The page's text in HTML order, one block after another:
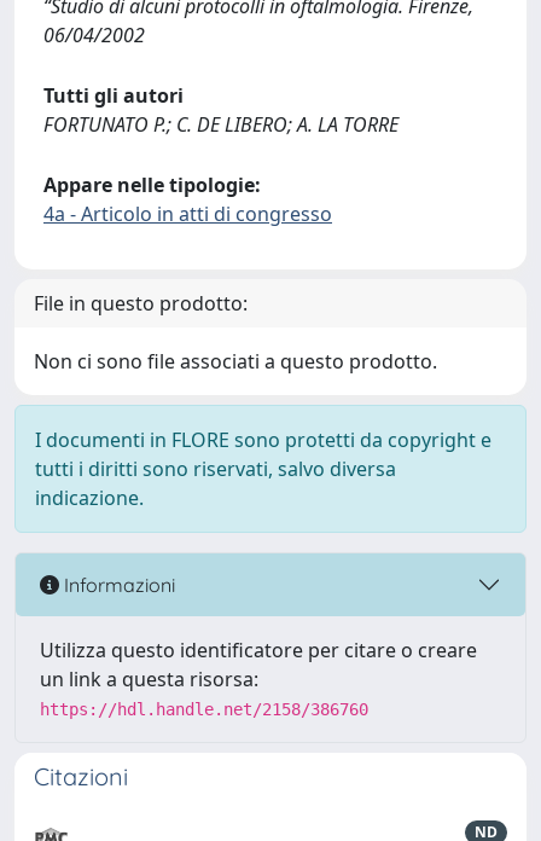
“Studio di alcuni protocolli in oftalmologia. Firenze,
06/04/2002
Tutti gli autori
FORTUNATO P.; C. DE LIBERO; A. LA TORRE
Appare nelle tipologie:
4a - Articolo in atti di congresso
File in questo prodotto:
Non ci sono file associati a questo prodotto.
I documenti in FLORE sono protetti da copyright e
tutti i diritti sono riservati, salvo diversa
indicazione.
Informazioni
Utilizza questo identificatore per citare o creare
un link a questa risorsa:
https://hdl.handle.net/2158/386760
Citazioni
ND